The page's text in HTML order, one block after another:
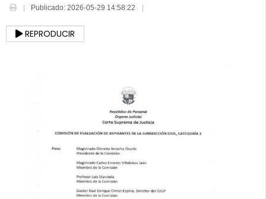
Publicado: 2026-05-29 14:58:22
REPRODUCIR